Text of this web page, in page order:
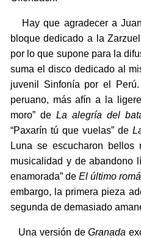
Hay que agradecer a
bloque dedicado a la
por lo que supone para la
suma el disco dedicado al
juvenil Sinfonía por el
peruano, más afín a la
moro” de La alegría del
“Paxarín tú que vuelas” de
Luna se escucharon bellos
musicalidad y de abandono
enamorada” deEl último
embargo, la primera pieza
segunda de demasiado
Una versión deGranada